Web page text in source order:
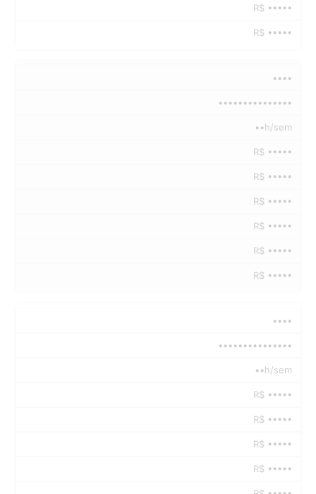
R$ •••••
R$ •••••
••••
•••••••••••••••
••h/sem
R$ •••••
R$ •••••
R$ •••••
R$ •••••
R$ •••••
R$ •••••
••••
•••••••••••••••
••h/sem
R$ •••••
R$ •••••
R$ •••••
R$ •••••